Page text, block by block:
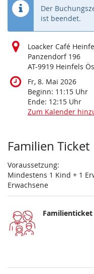
Der
ist beendet.
Loacker Café
Panzendorf 196
AT-9919 Heinfels
Fr, 8. Mai 2026
Beginn: 11:15 Uhr
Ende: 12:15 Uhr
Zum Kalender
Produkte
Familien Ticket
Voraussetzung:
Mindestens 1 Kind + 1
Erwachsene